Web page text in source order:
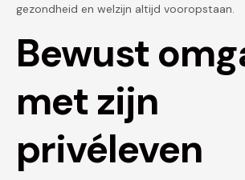
gezondheid en welzijn altijd vooropstaan.
Bewust
met zijn
privéleven